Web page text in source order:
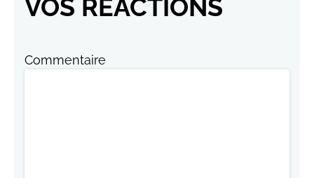
VOS RÉACTIONS
Commentaire